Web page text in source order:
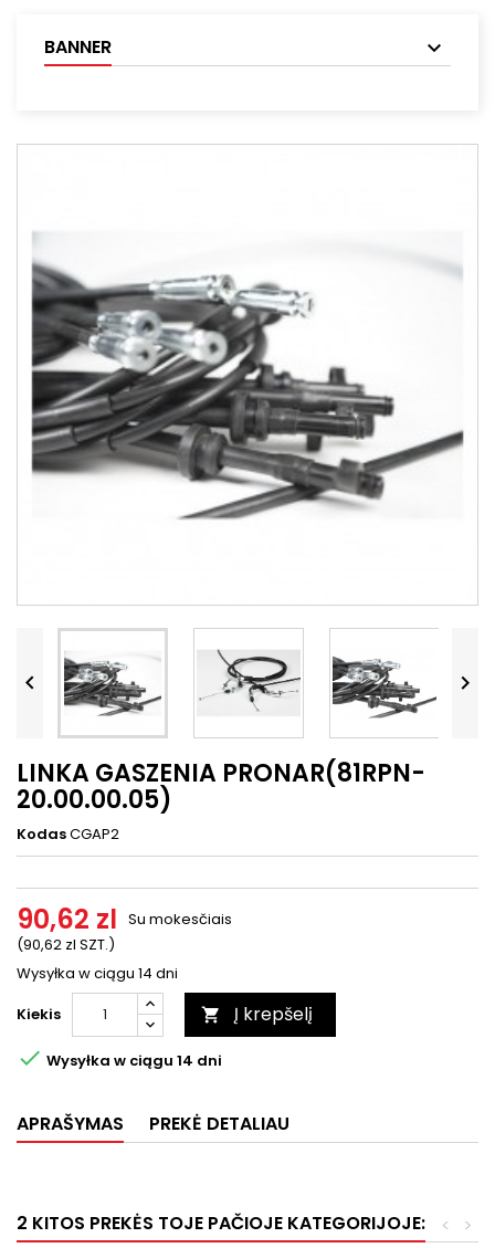
BANNER
 
 
LINKA GASZENIA PRONAR(81RPN-
20.00.00.05)
KodasCGAP2
90,62 zl
(90,62 zl SZT.)
Su mokesčiais
Wysyłka w ciągu 14 dni
Kiekis
 Į krepšelį
 Wysyłka w ciągu 14 dni
APRAŠYMAS PREKĖ DETALIAU
2 KITOS PREKĖS TOJE PAČIOJE KATEGORIJOJE: >
<